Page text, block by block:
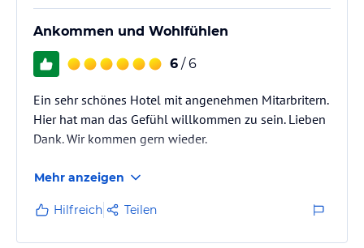
Ankommen und Wohlfühlen
6 / 6
Ein sehr schönes Hotel mit angenehmen Mitarbritern.
Hier hat man das Gefühl willkommen zu sein. Lieben
Dank. Wir kommen gern wieder.
Mehr anzeigen
Hilfreich Teilen